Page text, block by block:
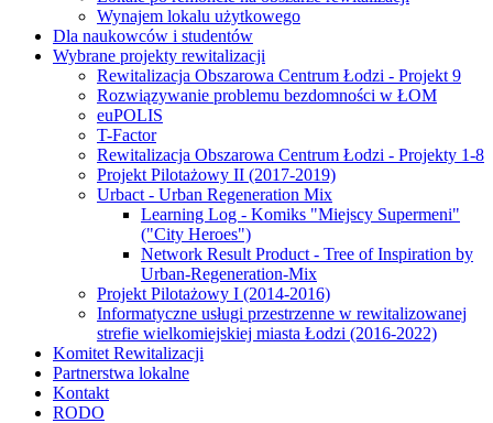
Wynajem lokalu użytkowego
Dla naukowców i studentów
Wybrane projekty rewitalizacji
Rewitalizacja Obszarowa Centrum Łodzi - Projekt 9
Rozwiązywanie problemu bezdomności w ŁOM
euPOLIS
T-Factor
Rewitalizacja Obszarowa Centrum Łodzi - Projekty 1-8
Projekt Pilotażowy II (2017-2019)
Urbact - Urban Regeneration Mix
Learning Log - Komiks "Miejscy Supermeni"
("City Heroes")
Network Result Product - Tree of Inspiration by
Urban-Regeneration-Mix
Projekt Pilotażowy I (2014-2016)
Informatyczne usługi przestrzenne w rewitalizowanej
strefie wielkomiejskiej miasta Łodzi (2016-2022)
Komitet Rewitalizacji
Partnerstwa lokalne
Kontakt
RODO